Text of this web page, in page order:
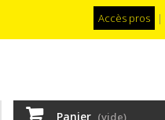
Accès pros |
Panier (vide)